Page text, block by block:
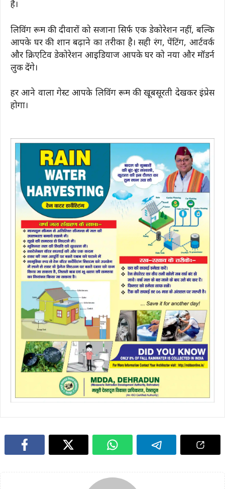
है।
लिविंग रूम की दीवारों को सजाना सिर्फ एक डेकोरेशन नहीं, बल्कि
आपके घर की शान बढ़ाने का तरीका है। सही रंग, पेंटिंग, आर्टवर्क
और क्रिएटिव डेकोरेशन आइडियाज आपके घर को नया और मॉडर्न
लुक देंगे।
हर आने वाला गेस्ट आपके लिविंग रूम की खूबसूरती देखकर इंप्रेस
होगा।